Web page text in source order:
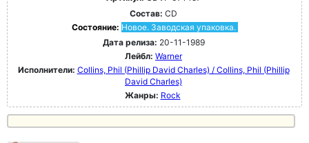
Состав: CD
Состояние: Новое. Заводская упаковка.
Дата релиза: 20-11-1989
Лейбл: Warner
Исполнители: Collins, Phil (Phillip David Charles) / Collins, Phil (Phillip
David Charles)
Жанры: Rock